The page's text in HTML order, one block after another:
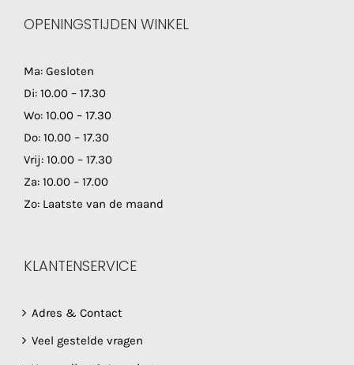
OPENINGSTIJDEN WINKEL
Ma: Gesloten
Di: 10.00 – 17.30
Wo: 10.00 – 17.30
Do: 10.00 – 17.30
Vrij: 10.00 – 17.30
Za: 10.00 – 17.00
Zo: Laatste van de maand
KLANTENSERVICE
Adres & Contact
Veel gestelde vragen